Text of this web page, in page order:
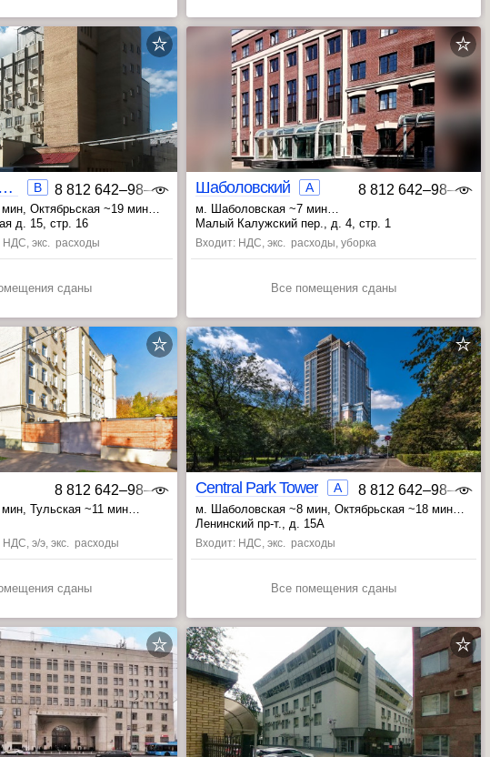
15 стр.16 B 8 812 642‒98‒46
, Октябрьская ~19 мин
~22 мин
д. 15, стр. 16
НДС, экс. расходы
сданы
Шаболовский A 8 812 642‒98‒46
м. Шаболовская ~7 мин
, Ленинский проспект ~9 мин
, Октябрьская ~12 мин
Малый Калужский пер., д. 4, стр. 1
Входит: НДС, экс. расходы, уборка
Все помещения сданы
8 812 642‒98‒46
, Тульская ~11 мин
НДС, э/э, экс. расходы
сданы
Central Park Tower A 8 812 642‒98‒46
м. Шаболовская ~8 мин, Октябрьская ~18 мин
, Ленинский проспект ~20 мин
Ленинский пр-т., д. 15А
Входит: НДС, экс. расходы
Все помещения сданы